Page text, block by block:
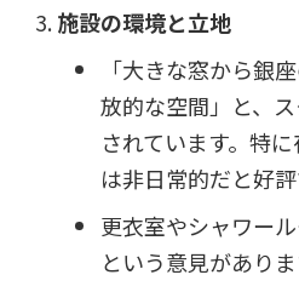
施設の環境と立地
「大きな窓から銀
放的な空間」と、
されています。特
は非日常的だと好評
更衣室やシャワー
という意見がありま